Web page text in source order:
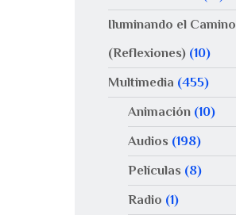
Iluminando el Camino
(Reflexiones) (10)
Multimedia (455)
Animación(10)
Audios (198)
Películas (8)
Radio (1)